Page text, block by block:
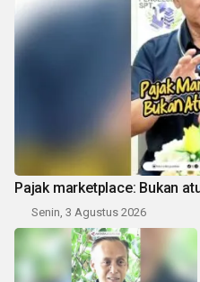
Pajak marketplace: Bukan
Senin, 3 Agustus 2026